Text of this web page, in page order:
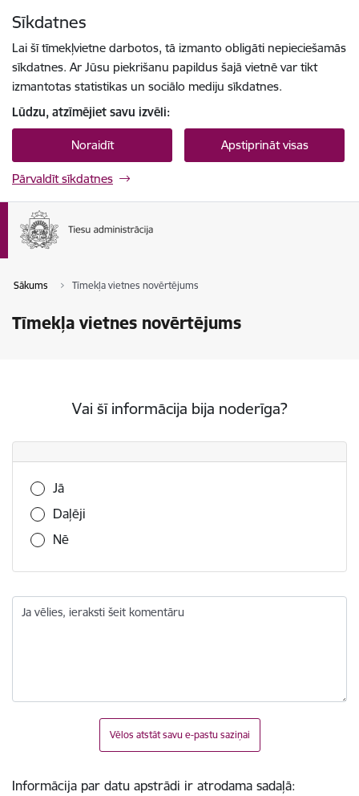
Sīkdatnes
Lai šī tīmekļvietne darbotos, tā izmanto obligāti nepieciešamās
sīkdatnes. Ar Jūsu piekrišanu papildus šajā vietnē var tikt
izmantotas statistikas un sociālo mediju sīkdatnes.
Lūdzu, atzīmējiet savu izvēli:
Noraidīt Apstiprināt visas
Pārvaldīt sīkdatnes
Sākums Tīmekļa vietnes novērtējums
Tīmekļa vietnes novērtējums
Vai šī informācija bija noderīga?
Vai šī informācija bija noderīga?
Jā
Daļēji
Nē
Ja vēlies, ieraksti šeit komentāru
Vēlos atstāt savu e-pastu saziņai
Informācija par datu apstrādi ir atrodama sadaļā: